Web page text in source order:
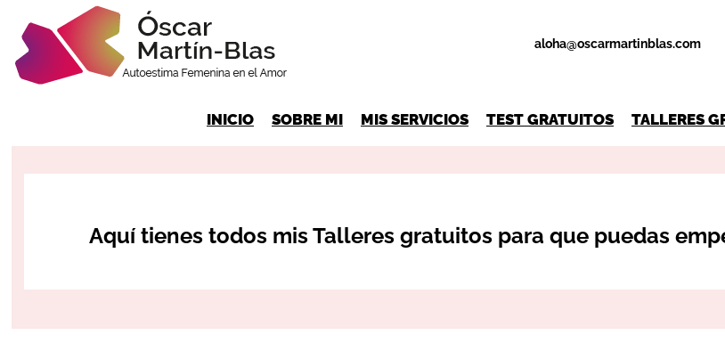
aloha@oscarmartinblas.com
INICIO SOBRE MI MIS SERVICIOS TEST GRATUITOS TALLERES
Aquí tienes todos mis Talleres gratuitos para que puedas